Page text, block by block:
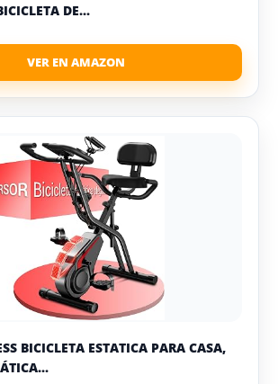
DE...
BICICLETA ESTATICA PARA CASA,